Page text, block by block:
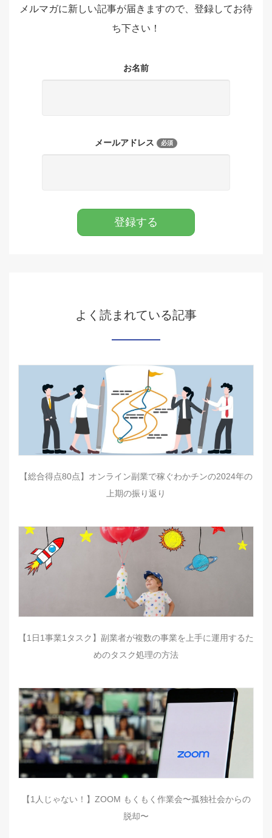
メルマガに新しい記事が届きますので、登録してお待
ち下さい！
お名前
メールアドレス 必須
登録する
よく読まれている記事
【総合得点80点】オンライン副業で稼ぐわかチンの2024年の
上期の振り返り
【1日1事業1タスク】副業者が複数の事業を上手に運用するた
めのタスク処理の方法
【1人じゃない！】ZOOM もくもく作業会〜孤独社会からの
脱却〜